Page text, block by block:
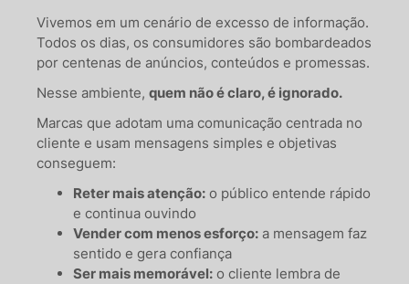
Vivemos em um cenário de excesso de informação.
Todos os dias, os consumidores são bombardeados
por centenas de anúncios, conteúdos e promessas.
Nesse ambiente, quem não é claro, é ignorado.
Marcas que adotam uma comunicação centrada no
cliente e usam mensagens simples e objetivas
conseguem:
Reter mais atenção: o público entende rápido
e continua ouvindo
Vender com menos esforço: a mensagem faz
sentido e gera confiança
Ser mais memorável: o cliente lembra de